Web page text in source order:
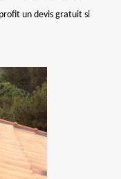
un devis gratuit si